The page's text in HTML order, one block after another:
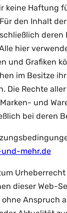
keine Haftung
den Inhalt
deren
hier
und Grafiken
im Besitze
Die Rechte
und
bei deren
mehr.de
Urheberrecht
dieser Web-
Anspruch